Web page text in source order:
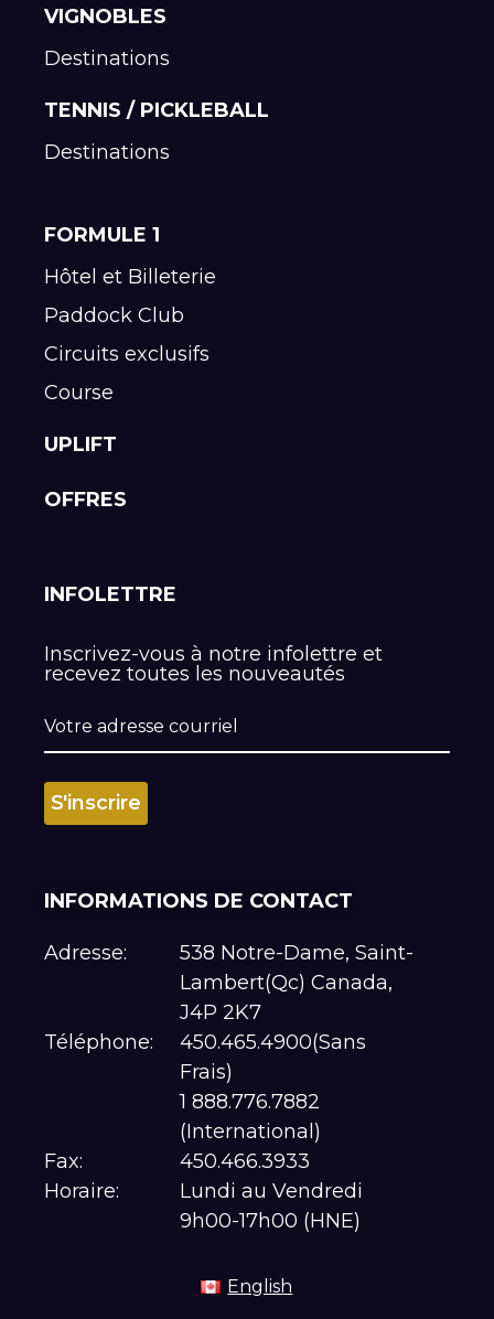
VIGNOBLES
Destinations
TENNIS / PICKLEBALL
Destinations
FORMULE 1
Hôtel et Billeterie
Paddock Club
Circuits exclusifs
Course
UPLIFT
OFFRES
INFOLETTRE
Inscrivez-vous à notre infolettre et
recevez toutes les nouveautés
INFORMATIONS DE CONTACT
Adresse:
538 Notre-Dame, Saint-
Lambert(Qc) Canada,
J4P 2K7
Téléphone:
450.465.4900(Sans
Frais)
1 888.776.7882
(International)
Fax:
450.466.3933
Horaire:
Lundi au Vendredi
9h00-17h00 (HNE)
English